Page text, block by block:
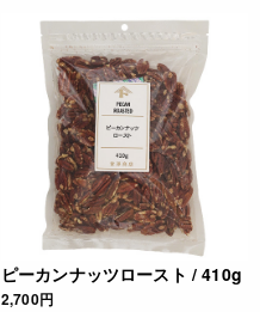
ピーカンナッツロースト / 410g
2,700円